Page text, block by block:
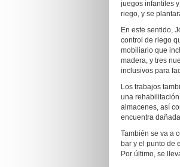
juegos infantiles
riego, y se
En este sentido,
control de riego
mobiliario que
madera, y tres
inclusivos para
Los trabajos
una
almacenes, así
encuentra
También se va a
bar y el punto de
Por último, se